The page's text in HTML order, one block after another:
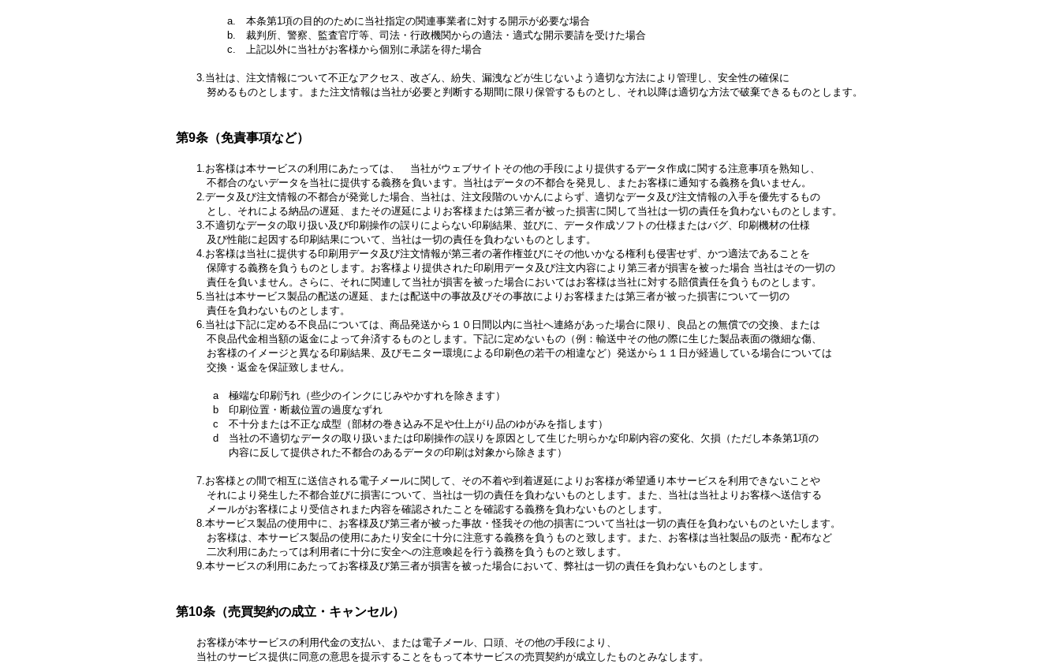
a. 本条第1項の目的のために当社指定の関連事業者に対する開示が必要な場合
b. 裁判所、警察、監査官庁等、司法・行政機関からの適法・適式な開示要請を受けた場合
c. 上記以外に当社がお客様から個別に承諾を得た場合
3.当社は、注文情報について不正なアクセス、改ざん、紛失、漏洩などが生じないよう適切な方法により管理し、安全性の確保に
努めるものとします。また注文情報は当社が必要と判断する期間に限り保管するものとし、それ以降は適切な方法で破棄できるものとします。
第9条（免責事項など）
1.お客様は本サービスの利用にあたっては、 当社がウェブサイトその他の手段により提供するデータ作成に関する注意事項を熟知し、
不都合のないデータを当社に提供する義務を負います。当社はデータの不都合を発見し、またお客様に通知する義務を負いません。
2.データ及び注文情報の不都合が発覚した場合、当社は、注文段階のいかんによらず、適切なデータ及び注文情報の入手を優先するもの
とし、それによる納品の遅延、またその遅延によりお客様または第三者が被った損害に関して当社は一切の責任を負わないものとします。
3.不適切なデータの取り扱い及び印刷操作の誤りによらない印刷結果、並びに、データ作成ソフトの仕様またはバグ、印刷機材の仕様
及び性能に起因する印刷結果について、当社は一切の責任を負わないものとします。
4.お客様は当社に提供する印刷用データ及び注文情報が第三者の著作権並びにその他いかなる権利も侵害せず、かつ適法であることを
保障する義務を負うものとします。お客様より提供された印刷用データ及び注文内容により第三者が損害を被った場合 当社はその一切の
責任を負いません。さらに、それに関連して当社が損害を被った場合においてはお客様は当社に対する賠償責任を負うものとします。
5.当社は本サービス製品の配送の遅延、または配送中の事故及びその事故によりお客様または第三者が被った損害について一切の
責任を負わないものとします。
6.当社は下記に定める不良品については、商品発送から１０日間以内に当社へ連絡があった場合に限り、良品との無償での交換、または
不良品代金相当額の返金によって弁済するものとします。下記に定めないもの（例：輸送中その他の際に生じた製品表面の微細な傷、
お客様のイメージと異なる印刷結果、及びモニター環境による印刷色の若干の相違など）発送から１１日が経過している場合については
交換・返金を保証致しません。
a 極端な印刷汚れ（些少のインクにじみやかすれを除きます）
b 印刷位置・断裁位置の過度なずれ
c 不十分または不正な成型（部材の巻き込み不足や仕上がり品のゆがみを指します）
d 当社の不適切なデータの取り扱いまたは印刷操作の誤りを原因として生じた明らかな印刷内容の変化、欠損（ただし本条第1項の
内容に反して提供された不都合のあるデータの印刷は対象から除きます）
7.お客様との間で相互に送信される電子メールに関して、その不着や到着遅延によりお客様が希望通り本サービスを利用できないことや
それにより発生した不都合並びに損害について、当社は一切の責任を負わないものとします。また、当社は当社よりお客様へ送信する
メールがお客様により受信されまた内容を確認されたことを確認する義務を負わないものとします。
8.本サービス製品の使用中に、お客様及び第三者が被った事故・怪我その他の損害について当社は一切の責任を負わないものといたします。
お客様は、本サービス製品の使用にあたり安全に十分に注意する義務を負うものと致します。また、お客様は当社製品の販売・配布など
二次利用にあたっては利用者に十分に安全への注意喚起を行う義務を負うものと致します。
9.本サービスの利用にあたってお客様及び第三者が損害を被った場合において、弊社は一切の責任を負わないものとします。
第10条（売買契約の成立・キャンセル）
お客様が本サービスの利用代金の支払い、または電子メール、口頭、その他の手段により、
当社のサービス提供に同意の意思を提示することをもって本サービスの売買契約が成立したものとみなします。